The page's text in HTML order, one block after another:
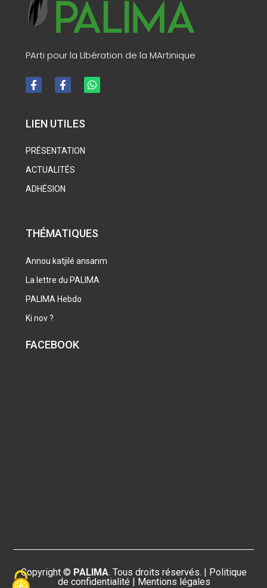
PArti pour la LIbération de la MArtinique
LIEN UTILES
PRÉSENTATION
ACTUALITÉS
ADHÉSION
THÉMATIQUES
Annou katjilé ansanm
La lettre du PALIMA
PALIMA Hebdo
Ki nov ?
FACEBOOK
Copyright © PALIMA. Tous droits réservés. | Politique
de confidentialité | Mentions légales